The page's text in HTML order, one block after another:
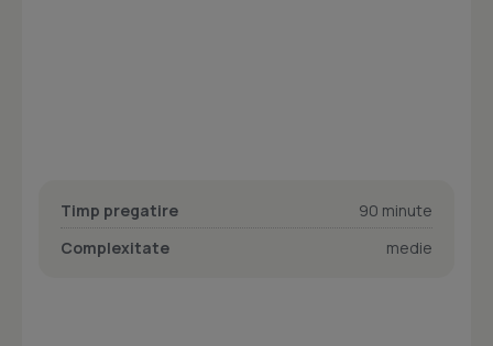
Timp pregatire
90 minute
Complexitate
medie